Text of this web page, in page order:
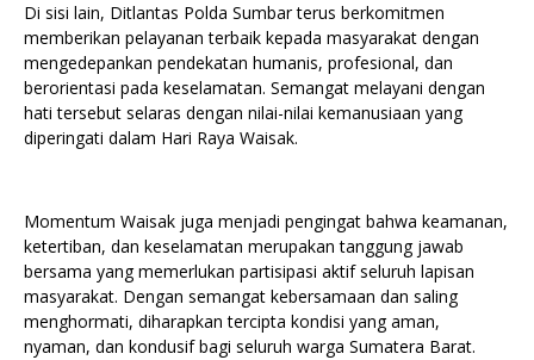
Di sisi lain, Ditlantas Polda Sumbar terus berkomitmen
memberikan pelayanan terbaik kepada masyarakat dengan
mengedepankan pendekatan humanis, profesional, dan
berorientasi pada keselamatan. Semangat melayani dengan
hati tersebut selaras dengan nilai-nilai kemanusiaan yang
diperingati dalam Hari Raya Waisak.
Momentum Waisak juga menjadi pengingat bahwa keamanan,
ketertiban, dan keselamatan merupakan tanggung jawab
bersama yang memerlukan partisipasi aktif seluruh lapisan
masyarakat. Dengan semangat kebersamaan dan saling
menghormati, diharapkan tercipta kondisi yang aman,
nyaman, dan kondusif bagi seluruh warga Sumatera Barat.